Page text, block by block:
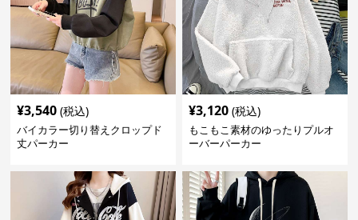
¥3,540 (税込)
バイカラー切り替えクロップド
丈パーカー
¥3,120 (税込)
もこもこ素材のゆったりプルオ
ーバーパーカー